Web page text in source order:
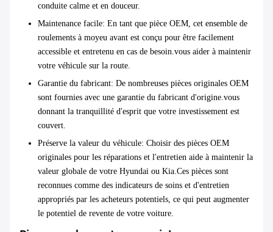
conduite calme et en douceur.
Maintenance facile: En tant que pièce OEM, cet ensemble de
roulements à moyeu avant est conçu pour être facilement
accessible et entretenu en cas de besoin.vous aider à maintenir
votre véhicule sur la route.
Garantie du fabricant: De nombreuses pièces originales OEM
sont fournies avec une garantie du fabricant d'origine.vous
donnant la tranquillité d'esprit que votre investissement est
couvert.
Préserve la valeur du véhicule: Choisir des pièces OEM
originales pour les réparations et l'entretien aide à maintenir la
valeur globale de votre Hyundai ou Kia.Ces pièces sont
reconnues comme des indicateurs de soins et d'entretien
appropriés par les acheteurs potentiels, ce qui peut augmenter
le potentiel de revente de votre voiture.